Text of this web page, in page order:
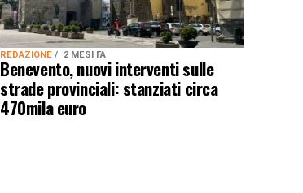
REDAZIONE 2 MESI FA
Benevento, nuovi interventi sulle
strade provinciali: stanziati circa
470mila euro